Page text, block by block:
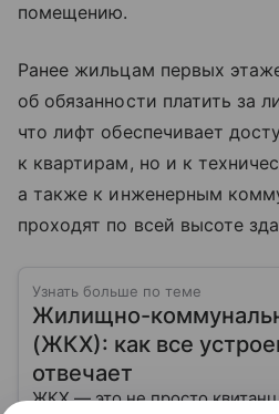
помещению.
Ранее жильцам первых
об обязанности платить за
что лифт обеспечивает
к квартирам, но и к
а также к инженерным
проходят по всей высоте
Узнать больше по теме
Жилищно-
(ЖКХ): как все
отвечает
ЖКХ — это не просто